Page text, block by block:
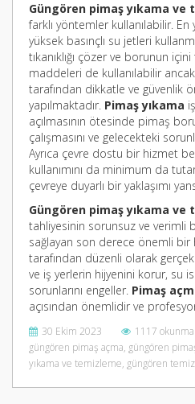
Güngören pimaş yıkama ve
farklı yöntemler kullanılabilir.
yüksek basınçlı su jetleri
tıkanıklığı çözer ve borunun
maddeleri de kullanılabilir
tarafından dikkatle ve güvenlik
yapılmaktadır. Pimaş yıkama
açılmasının ötesinde pimaş
çalışmasını ve gelecekteki
Ayrıca çevre dostu bir hizmet
kullanımını da minimum da
çevreye duyarlı bir yaklaşımı
Güngören pimaş yıkama ve
tahliyesinin sorunsuz ve verimli
sağlayan son derece önemli
tarafından düzenli olarak
ve iş yerlerin hijyenini korur, su
sorunlarını engeller. Pimaş
açısından önemlidir ve
30 Ekim 2023 1117 okunma
güngören pimaş açma, güngören
yıkama ve temizleme, güngören